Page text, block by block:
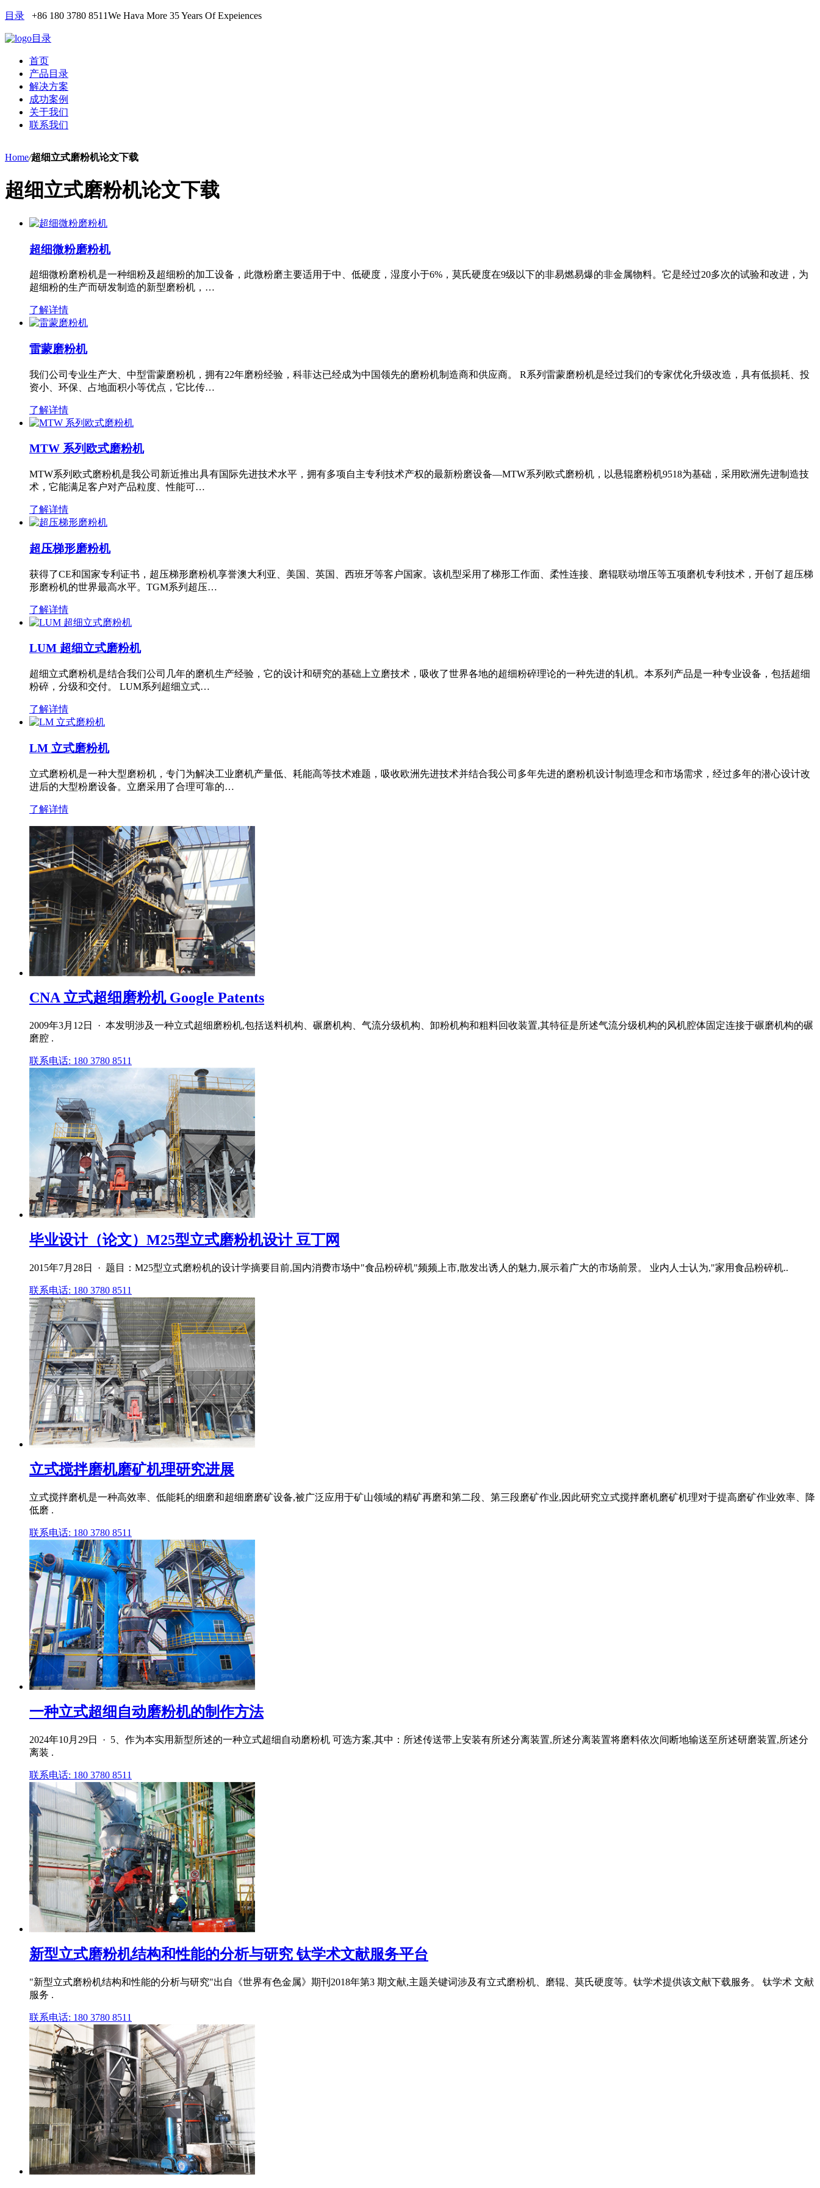
目录 +86 180 3780 8511We Hava More 35 Years Of Expeiences
目录
首页
产品目录
解决方案
成功案例
关于我们
联系我们
Home/超细立式磨粉机论文下载
超细立式磨粉机论文下载
超细微粉磨粉机
超细微粉磨粉机是一种细粉及超细粉的加工设备，此微粉磨主要适用于中、低硬度，湿度小于6%，莫氏硬度在9级以下的非易燃易爆的非金属物料。它是经过20多次的试验和改进，为
超细粉的生产而研发制造的新型磨粉机，…
了解详情
雷蒙磨粉机
我们公司专业生产大、中型雷蒙磨粉机，拥有22年磨粉经验，科菲达已经成为中国领先的磨粉机制造商和供应商。 R系列雷蒙磨粉机是经过我们的专家优化升级改造，具有低损耗、投
资小、环保、占地面积小等优点，它比传…
了解详情
MTW 系列欧式磨粉机
MTW系列欧式磨粉机是我公司新近推出具有国际先进技术水平，拥有多项自主专利技术产权的最新粉磨设备—MTW系列欧式磨粉机，以悬辊磨粉机9518为基础，采用欧洲先进制造技
术，它能满足客户对产品粒度、性能可…
了解详情
超压梯形磨粉机
获得了CE和国家专利证书，超压梯形磨粉机享誉澳大利亚、美国、英国、西班牙等客户国家。该机型采用了梯形工作面、柔性连接、磨辊联动增压等五项磨机专利技术，开创了超压梯
形磨粉机的世界最高水平。TGM系列超压…
了解详情
LUM 超细立式磨粉机
超细立式磨粉机是结合我们公司几年的磨机生产经验，它的设计和研究的基础上立磨技术，吸收了世界各地的超细粉碎理论的一种先进的轧机。本系列产品是一种专业设备，包括超细
粉碎，分级和交付。 LUM系列超细立式…
了解详情
LM 立式磨粉机
立式磨粉机是一种大型磨粉机，专门为解决工业磨机产量低、耗能高等技术难题，吸收欧洲先进技术并结合我公司多年先进的磨粉机设计制造理念和市场需求，经过多年的潜心设计改
进后的大型粉磨设备。立磨采用了合理可靠的…
了解详情
CNA 立式超细磨粉机 Google Patents
2009年3月12日 · 本发明涉及一种立式超细磨粉机,包括送料机构、碾磨机构、气流分级机构、卸粉机构和粗料回收装置,其特征是所述气流分级机构的风机腔体固定连接于碾磨机构的碾
磨腔 .
联系电话: 180 3780 8511
毕业设计（论文）M25型立式磨粉机设计 豆丁网
2015年7月28日 · 题目：M25型立式磨粉机的设计学摘要目前,国内消费市场中"食品粉碎机"频频上市,散发出诱人的魅力,展示着广大的市场前景。 业内人士认为,"家用食品粉碎机..
联系电话: 180 3780 8511
立式搅拌磨机磨矿机理研究进展
立式搅拌磨机是一种高效率、低能耗的细磨和超细磨磨矿设备,被广泛应用于矿山领域的精矿再磨和第二段、第三段磨矿作业,因此研究立式搅拌磨机磨矿机理对于提高磨矿作业效率、降
低磨 .
联系电话: 180 3780 8511
一种立式超细自动磨粉机的制作方法
2024年10月29日 · 5、作为本实用新型所述的一种立式超细自动磨粉机 可选方案,其中：所述传送带上安装有所述分离装置,所述分离装置将磨料依次间断地输送至所述研磨装置,所述分
离装 .
联系电话: 180 3780 8511
新型立式磨粉机结构和性能的分析与研究 钛学术文献服务平台
"新型立式磨粉机结构和性能的分析与研究"出自《世界有色金属》期刊2018年第3 期文献,主题关键词涉及有立式磨粉机、磨辊、莫氏硬度等。钛学术提供该文献下载服务。 钛学术 文献
服务 .
联系电话: 180 3780 8511